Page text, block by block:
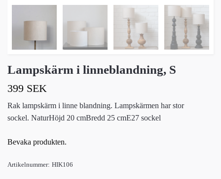
Lampskärm i linneblandning, S
399 SEK
Rak lampskärm i linne blandning. Lampskärmen har stor
sockel. NaturHöjd 20 cmBredd 25 cmE27 sockel
Bevaka produkten.
Artikelnummer: HIK106